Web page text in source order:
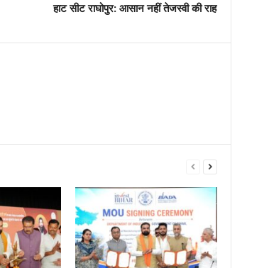
हाट सीट राघोपुर: आसान नहीं तेजस्वी की राह